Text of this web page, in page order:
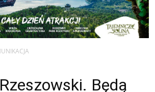
Będą